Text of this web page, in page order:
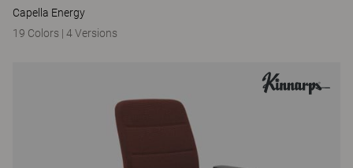
Capella Energy
19 Colors | 4 Versions